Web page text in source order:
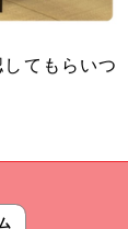
てもらいつ